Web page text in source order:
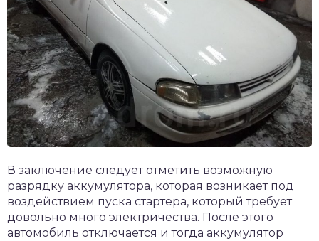
В заключение следует отметить возможную
разрядку аккумулятора, которая возникает под
воздействием пуска стартера, который требует
довольно много электричества. После этого
автомобиль отключается и тогда аккумулятор